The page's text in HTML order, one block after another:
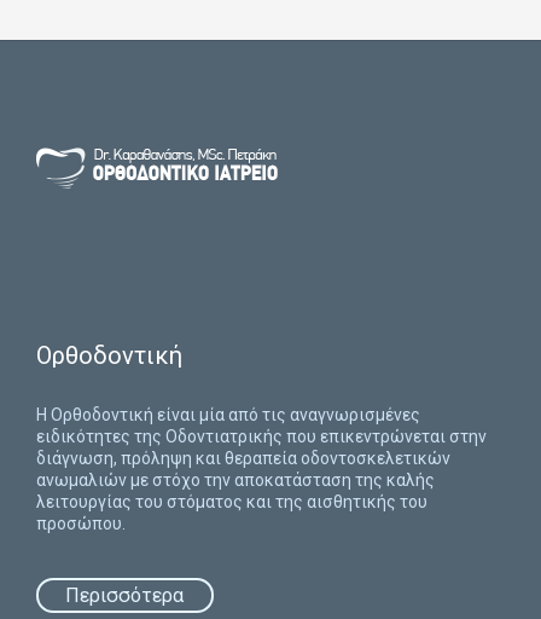
Ορθοδοντική
H Ορθοδοντική είναι μία από τις αναγνωρισμένες
ειδικότητες της Οδοντιατρικής που επικεντρώνεται στην
διάγνωση, πρόληψη και θεραπεία οδοντοσκελετικών
ανωμαλιών με στόχο την αποκατάσταση της καλής
λειτουργίας του στόματος και της αισθητικής του
προσώπου.
Περισσότερα